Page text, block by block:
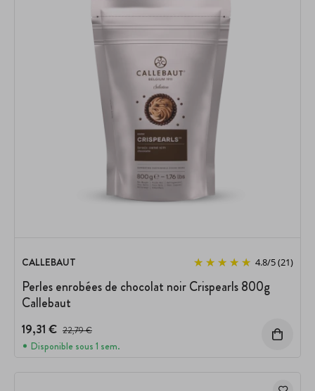
CALLEBAUT 4.8/5(21)
Perles enrobées de chocolat noir Crispearls 800g
Callebaut
19,31 € Prix avant réduction :
22,79 €
Disponible sous 1 sem.